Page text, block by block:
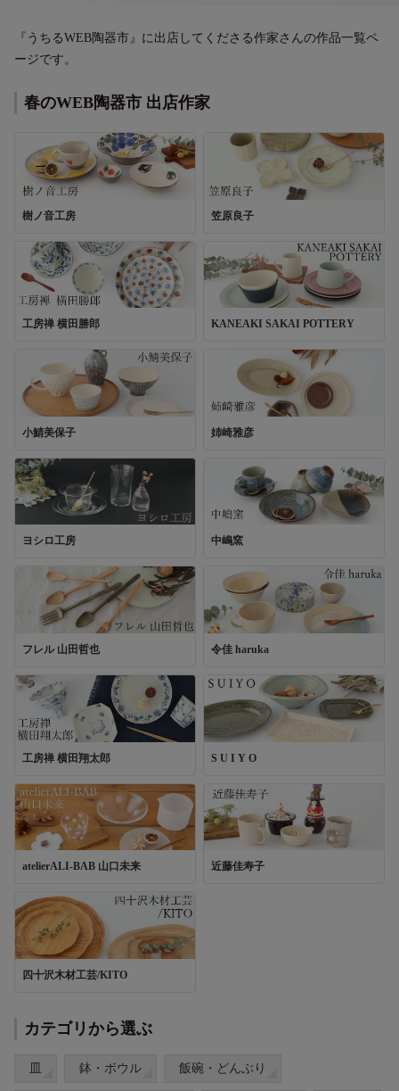
『うちるWEB陶器市』に出店してくださる作家さんの作品一覧ペ
ージです。
春のWEB陶器市 出店作家
樹ノ音工房 笠原良子
工房禅 横田勝郎 KANEAKI SAKAI POTTERY
小鯖美保子 姉崎雅彦
ヨシロ工房 中嶋窯
フレル 山田哲也 令佳 haruka
工房禅 横田翔太郎 S U I Y O
atelierALI-BAB 山口未来 近藤佳寿子
四十沢木材工芸/KITO
カテゴリから選ぶ
皿 鉢・ボウル 飯碗・どんぶり